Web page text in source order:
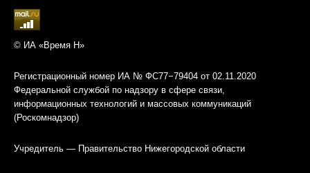
© ИА «Время Н»
Регистрационный номер ИА № ФС77−79404 от 02.11.2020
Федеральной службой по надзору в сфере связи,
информационных технологий и массовых коммуникаций
(Роскомнадзор)
Учредитель — Правительство Нижегородской области